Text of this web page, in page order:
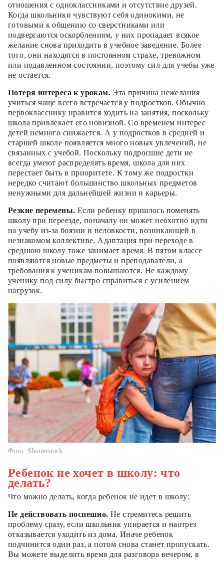
отношения с одноклассниками и отсутствие друзей.
Когда школьники чувствуют себя одинокими, не
готовыми к общению со сверстниками или
подвергаются оскорблениям, у них пропадает всякое
желание снова приходить в учебное заведение. Более
того, они находятся в постоянном страхе, тревожном
или подавленном состоянии, поэтому сил для учебы уже
не остается.
Потеря интереса к урокам. Эта причина нежелания
учиться чаще всего встречается у подростков. Обычно
первокласснику нравится ходить на занятия, поскольку
школа привлекает его новизной. Со временем интерес
детей немного снижается. А у подростков в средней и
старшей школе появляется много новых увлечений, не
связанных с учебой. Поскольку подросшие дети не
всегда умеют распределять время, школа для них
перестает быть в приоритете. К тому же подростки
нередко считают большинство школьных предметов
ненужными для дальнейшей жизни и карьеры.
Резкие перемены. Если ребенку пришлось поменять
школу при переезде, поначалу он может неохотно идти
на учебу из-за боязни и неловкости, возникающей в
незнакомом коллективе. Адаптация при переходе в
среднюю школу тоже занимает время. В пятом классе
появляются новые предметы и преподаватели, а
требования к ученикам повышаются. Не каждому
ученику под силу быстро справиться с усилением
нагрузок.
Фото: Shutterstock
Ребенок не хочет в школу: что
делать?
Что можно делать, когда ребенок не идет в школу:
Не действовать поспешно. Не стремитесь решить
проблему сразу, если школьник упирается и наотрез
отказывается уходить из дома. Иначе ребенок
подчинится один раз, а потом снова станет пропускать.
Вы можете выделить время для разговора вечером, в